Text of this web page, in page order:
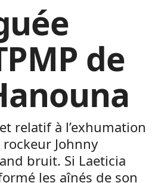
de
relatif à l’exhumation
Johnny
bruit. Si Laeticia
les aînés de son